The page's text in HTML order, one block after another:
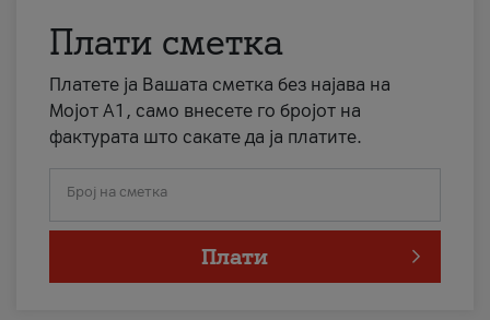
Плати сметка
Платете ја Вашата сметка без најава на
Мојот А1, само внесете го бројот на
фактурата што сакате да ја платите.
Број на сметка
Плати